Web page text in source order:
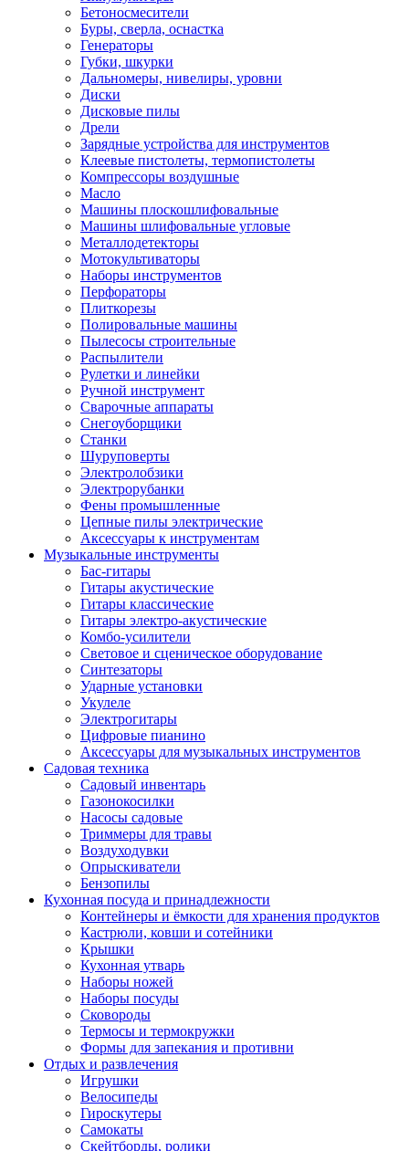
Бетоносмесители
Буры, сверла, оснастка
Генераторы
Губки, шкурки
Дальномеры, нивелиры, уровни
Диски
Дисковые пилы
Дрели
Зарядные устройства для инструментов
Клеевые пистолеты, термопистолеты
Компрессоры воздушные
Масло
Машины плоскошлифовальные
Машины шлифовальные угловые
Металлодетекторы
Мотокультиваторы
Наборы инструментов
Перфораторы
Плиткорезы
Полировальные машины
Пылесосы строительные
Распылители
Рулетки и линейки
Ручной инструмент
Сварочные аппараты
Снегоуборщики
Станки
Шуруповерты
Электролобзики
Электрорубанки
Фены промышленные
Цепные пилы электрические
Аксессуары к инструментам
Музыкальные инструменты
Бас-гитары
Гитары акустические
Гитары классические
Гитары электро-акустические
Комбо-усилители
Световое и сценическое оборудование
Синтезаторы
Ударные установки
Укулеле
Электрогитары
Цифровые пианино
Аксессуары для музыкальных инструментов
Садовая техника
Садовый инвентарь
Газонокосилки
Насосы садовые
Триммеры для травы
Воздуходувки
Опрыскиватели
Бензопилы
Кухонная посуда и принадлежности
Контейнеры и ёмкости для хранения продуктов
Кастрюли, ковши и сотейники
Крышки
Кухонная утварь
Наборы ножей
Наборы посуды
Сковороды
Термосы и термокружки
Формы для запекания и противни
Отдых и развлечения
Игрушки
Велосипеды
Гироскутеры
Самокаты
Скейтборды, ролики